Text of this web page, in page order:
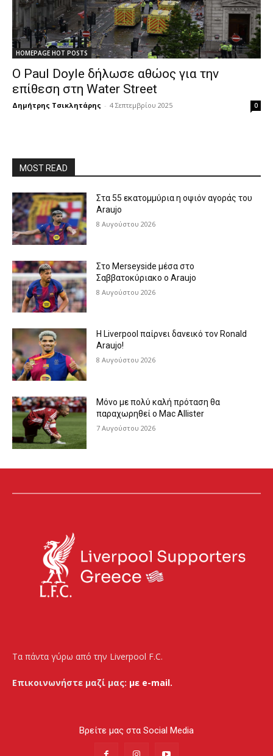
HOMEPAGE HOT POSTS
Ο Paul Doyle δήλωσε αθώος για την
επίθεση στη Water Street
Δημήτρης Τσικλητάρης - 4 Σεπτεμβρίου 2025 0
MOST READ
Στα 55 εκατομμύρια η οψιόν αγοράς του
Araujo
8 Αυγούστου 2026
Στο Merseyside μέσα στο
Σαββατοκύριακο ο Araujo
8 Αυγούστου 2026
Η Liverpool παίρνει δανεικό τον Ronald
Araujo!
8 Αυγούστου 2026
Μόνο με πολύ καλή πρόταση θα
παραχωρηθεί ο Mac Allister
7 Αυγούστου 2026
Τα πάντα γύρω από την Liverpool F.C.
Επικοινωνήστε μαζί μας: με e-mail.
Βρείτε μας στα Social Media